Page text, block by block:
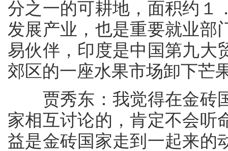
分之一的可耕地，面积约１
发展产业，也是重要就业部
易伙伴，印度是中国第九大
郊区的一座水果市场卸下芒
贾秀东：我觉得在金砖
家相互讨论的，肯定不会听
益是金砖国家走到一起来的